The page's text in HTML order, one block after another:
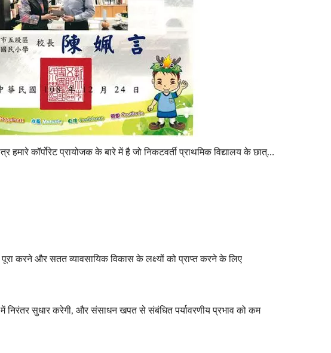
यह प्रशंसा प्रमाण पत्र हमारे कॉर्पोरेट प्रायोजक के बारे में है जो निकटवर्ती प्राथमिक विद्यालय के छात्रावास निर्माण और गतिविधियों के लिए है।
करने और सतत व्यावसायिक विकास के लक्ष्यों को प्राप्त करने के लिए
सुधार करेगी, और संसाधन खपत से संबंधित पर्यावरणीय प्रभाव को कम